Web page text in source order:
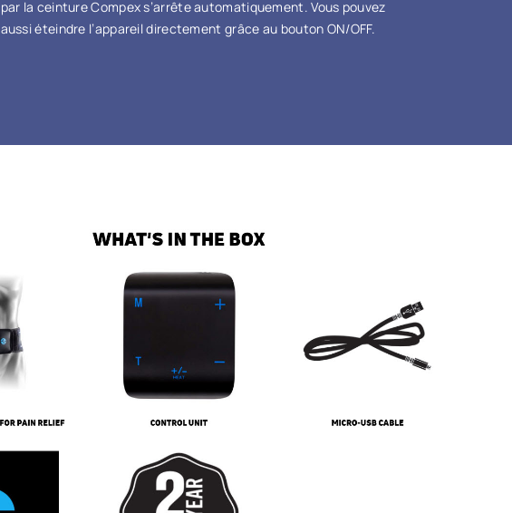
par la ceinture Compex s’arrête automatiquement. Vous pouvez
aussi éteindre l’appareil directement grâce au bouton ON/OFF.